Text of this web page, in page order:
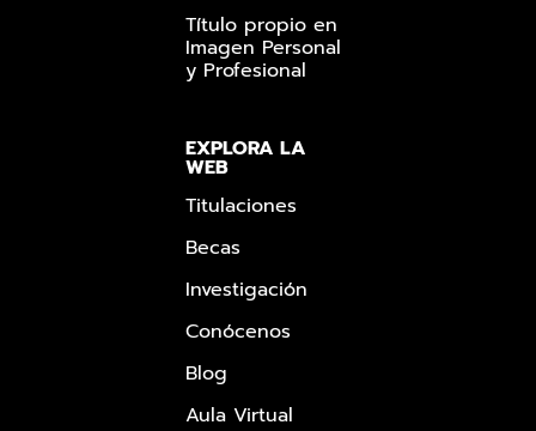
Título propio en
Imagen Personal
y Profesional
EXPLORA LA
WEB
Titulaciones
Becas
Investigación
Conócenos
Blog
Aula Virtual